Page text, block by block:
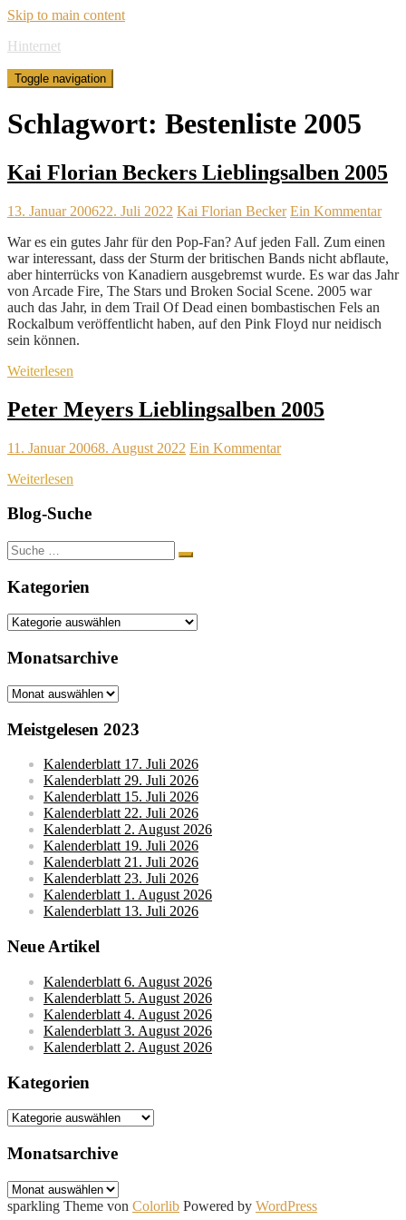
Skip to main content
Hinternet
Toggle navigation
Schlagwort: Bestenliste 2005
Kai Florian Beckers Lieblingsalben 2005
13. Januar 200622. Juli 2022 Kai Florian Becker Ein Kommentar
War es ein gutes Jahr für den Pop-Fan? Auf jeden Fall. Zum einen
war interessant, dass der Sturm der britischen Bands nicht abflaute,
aber hinterrücks von Kanadiern ausgebremst wurde. Es war das Jahr
von Arcade Fire, The Stars und Broken Social Scene. 2005 war
auch das Jahr, in dem Trail Of Dead einen bombastischen Fels an
Rockalbum veröffentlicht haben, auf den Pink Floyd nur neidisch
sein können.
Weiterlesen
Peter Meyers Lieblingsalben 2005
11. Januar 20068. August 2022 Ein Kommentar
Weiterlesen
Blog-Suche
Suche
nach:
Kategorien
Kategorien
Monatsarchive
Monatsarchive
Meistgelesen 2023
Kalenderblatt 17. Juli 2026
Kalenderblatt 29. Juli 2026
Kalenderblatt 15. Juli 2026
Kalenderblatt 22. Juli 2026
Kalenderblatt 2. August 2026
Kalenderblatt 19. Juli 2026
Kalenderblatt 21. Juli 2026
Kalenderblatt 23. Juli 2026
Kalenderblatt 1. August 2026
Kalenderblatt 13. Juli 2026
Neue Artikel
Kalenderblatt 6. August 2026
Kalenderblatt 5. August 2026
Kalenderblatt 4. August 2026
Kalenderblatt 3. August 2026
Kalenderblatt 2. August 2026
Kategorien
Kategorien
Monatsarchive
Monatsarchive
sparkling Theme von Colorlib Powered by WordPress